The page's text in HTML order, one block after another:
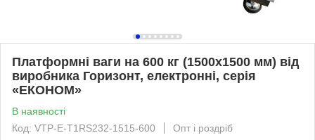
Платформні ваги на 600 кг (1500х1500 мм) від
виробника Горизонт, електронні, серія
«ЕКОНОМ»
В наявності
Код: VTP-E-Т1RS232-1515-600
Опт і роздріб